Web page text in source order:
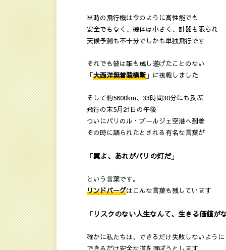
当時の飛行機は今のように高性能でも
安全でもなく、機体は小さく、計器も限られ
天候予測も不十分でしかも単独飛行です
それでも彼は誰も成し遂げたことのない
「大西洋無着陸横断 」に挑戦しました
そして約5800km、33時間30分にも及ぶ
飛行の末5月21日の午後
ついにパリのル・ブールジェ空港へ到着
その時に語られたとされる有名な言葉が
「翼よ、あれがパリの灯だ」
という言葉です。
リンドバーグはこんな言葉も残しています
「リスクのない人生なんて、生きる価値が
確かに私たちは、できるだけ失敗しないように